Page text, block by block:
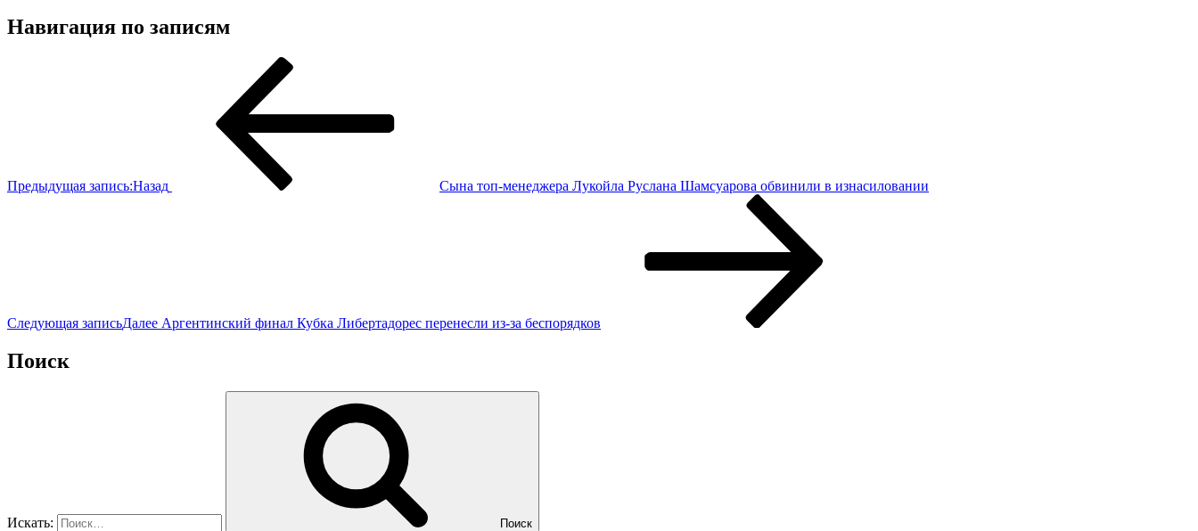
Навигация по записям
Предыдущая запись:Назад Сына топ-менеджера Лукойла Руслана Шамсуарова обвинили в изнасиловании
Следующая записьДалее Аргентинский финал Кубка Либертадорес перенесли из-за беспорядков
Поиск
Искать: Поиск